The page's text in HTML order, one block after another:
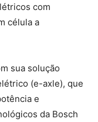
com
célula a
sua solução
(e-axle), que
e
da Bosch